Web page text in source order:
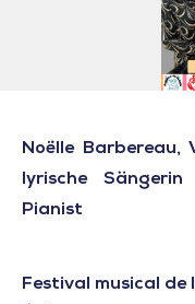
Noëlle Barbereau,
lyrische Sängerin
Pianist
Festival musical de